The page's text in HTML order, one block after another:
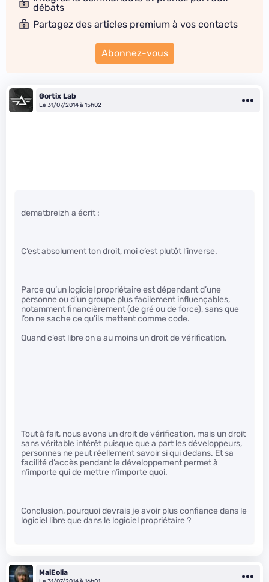
débats
Partagez des articles premium à vos contacts
Abonnez-vous
Gortix Lab
Le 31/07/2014 à 15h02
dematbreizh a écrit :
C’est absolument ton droit, moi c’est plutôt l’inverse.
Parce qu’un logiciel propriétaire est dépendant d’une
personne ou d’un groupe plus facilement influençables,
notamment financièrement (de gré ou de force), sans que
l’on ne sache ce qu’ils mettent comme code.
Quand c’est libre on a au moins un droit de vérification.
Tout à fait, nous avons un droit de vérification, mais un droit
sans véritable intérêt puisque que a part les développeurs,
personnes ne peut réellement savoir si qui dedans. Et sa
facilité d’accès pendant le développement permet à
n’importe qui de mettre n’importe quoi.
Conclusion, pourquoi devrais je avoir plus confiance dans le
logiciel libre que dans le logiciel propriétaire ?
MaiEolia